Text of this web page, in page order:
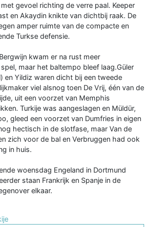
gevoel richting de verre paal. Keeper
en Akaydin knikte van dichtbij raak. De
amper ruimte van de compacte en
Turkse defensie.
kwam er na rust meer
maar het baltempo bleef laag.Güler
en Yildiz waren dicht bij een tweede
viel alsnog toen De Vrij, één van de
uit een voorzet van Memphis
Turkije was aangeslagen en Müldür,
gleed een voorzet van Dumfries in eigen
hectisch in de slotfase, maar Van de
zich voor de bal en Verbruggen had ook
in huis.
woensdag Engeland in Dortmund
staan Frankrijk en Spanje in de
elkaar.